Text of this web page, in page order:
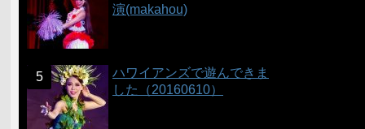
演(makahou)
ハワイアンズで遊んできま
した（20160610）